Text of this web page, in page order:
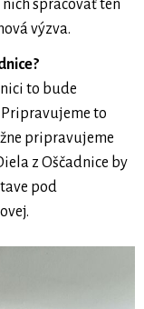
spracovať ten
výzva.
to bude
Pripravujeme to
pripravujeme
z Oščadnice by
pod